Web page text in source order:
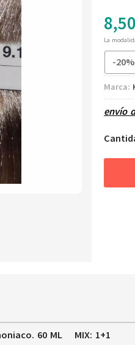
8,50
La
-20%
Marca:
envío
60 ML MIX: 1+1